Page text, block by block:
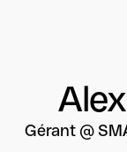
Gérant @